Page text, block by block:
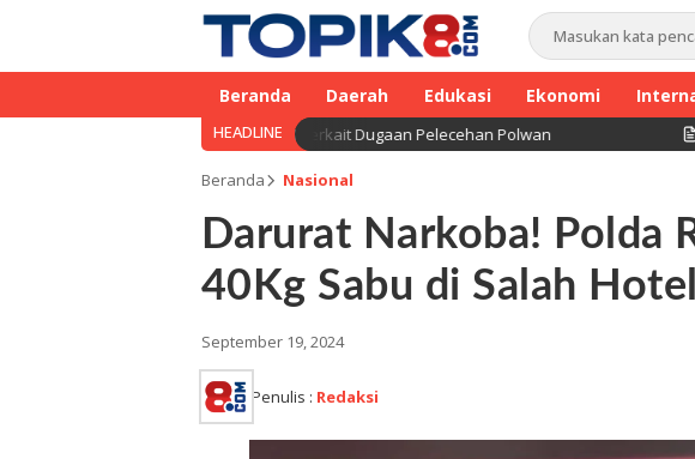
Beranda Daerah Edukasi Ekonomi
HEADLINE
Gelar Sidang Etik AKBP F terkait Dugaan Pelecehan Polwan Potret
Beranda Nasional
Darurat Narkoba! Polda
40Kg Sabu di Salah
September 19, 2024
Penulis : Redaksi